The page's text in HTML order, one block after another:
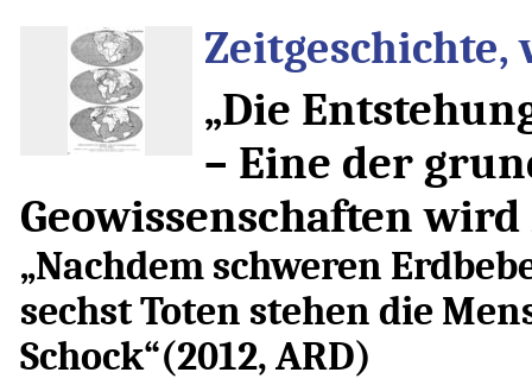
Zeitgeschichte,
„Die
– Eine der
Geowissenschaften wird
„Nachdem schweren
sechst Toten stehen die
Schock“(2012, ARD)